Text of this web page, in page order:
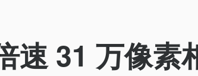
速 31 万像素